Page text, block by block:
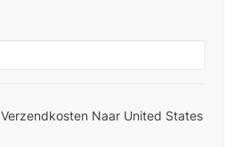
Naar United States